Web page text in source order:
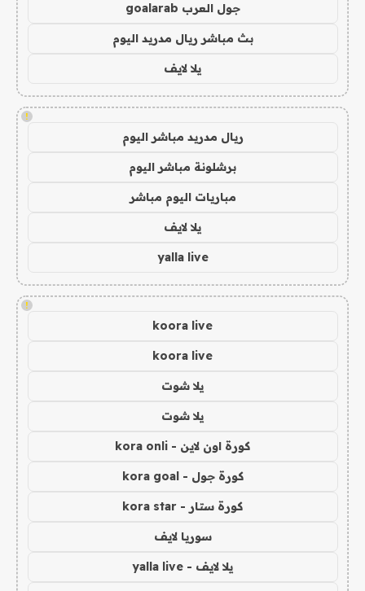
جول العرب goalarab
بث مباشر ريال مدريد اليوم
يلا لايف
!
ريال مدريد مباشر اليوم
برشلونة مباشر اليوم
مباريات اليوم مباشر
يلا لايف
yalla live
!
koora live
koora live
يلا شوت
يلا شوت
كورة اون لاين - kora onli
كورة جول - kora goal
كورة ستار - kora star
سوريا لايف
يلا لايف - yalla live